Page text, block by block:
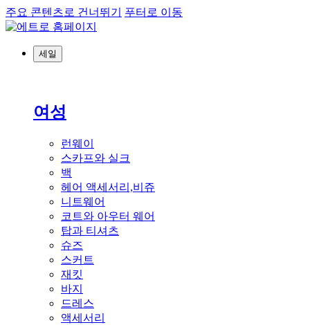
주요 콘텐츠로 건너뛰기 푸터로 이동
세일
여성
런웨이
스카프와 실크
백
헤어 액세서리,비쥬
니트웨어
코트와 아우터 웨어
탑과 티셔츠
슈즈
스커트
재킷
바지
드레스
액세서리